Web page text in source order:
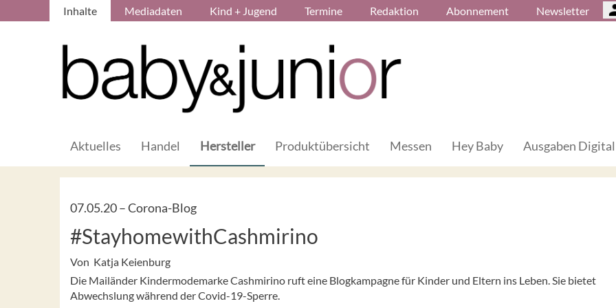
Inhalte Mediadaten Kind + Jugend Termine Redaktion Abonnement Newsletter
Aktuelles Handel Hersteller Produktübersicht Messen Hey Baby Ausgaben Digital
07.05.20 –Corona-Blog
#StayhomewithCashmirino
Von Katja Keienburg
Die Mailänder Kindermodemarke Cashmirino ruft eine Blogkampagne für Kinder und Eltern ins Leben. Sie bietet
Abwechslung während der Covid-19-Sperre.